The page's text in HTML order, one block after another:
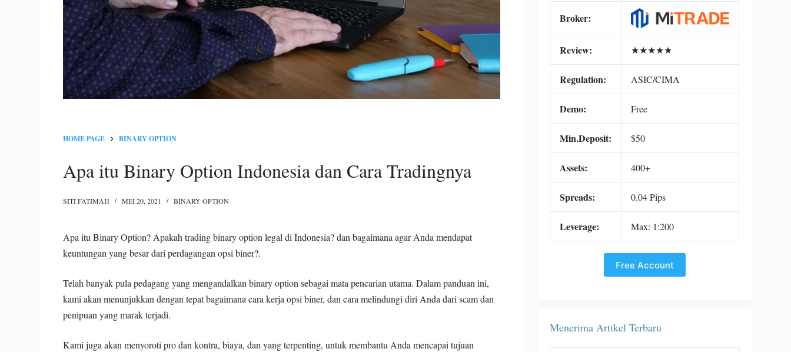
HOME PAGE BINARY OPTION
Apa itu Binary Option Indonesia dan Cara Tradingnya
SITI FATIMAH MEI 20, 2021 BINARY OPTION
Apa itu Binary Option? Apakah trading binary option legal di Indonesia? dan bagaimana agar Anda mendapat
keuntungan yang besar dari perdagangan opsi biner?.
Telah banyak pula pedagang yang mengandalkan binary option sebagai mata pencarian utama. Dalam panduan ini,
kami akan menunjukkan dengan tepat bagaimana cara kerja opsi biner, dan cara melindungi diri Anda dari scam dan
penipuan yang marak terjadi.
Kami juga akan menyoroti pro dan kontra, biaya, dan yang terpenting, untuk membantu Anda mencapai tujuan
Broker:
Review: ★★★★★
Regulation: ASIC/CIMA
Demo: Free
Min.Deposit: $50
Assets: 400+
Spreads: 0.04 Pips
Leverage: Max: 1:200
Free Account
Menerima Artikel Terbaru